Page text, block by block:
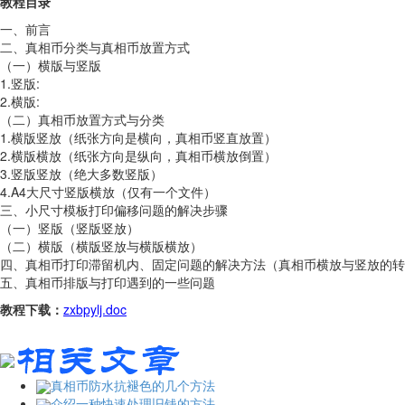
一、前言
二、真相币分类与真相币放置方式
（一）横版与竖版
1.竖版:
2.横版:
（二）真相币放置方式与分类
1.横版竖放（纸张方向是横向，真相币竖直放置）
2.横版横放（纸张方向是纵向，真相币横放倒置）
3.竖版竖放（绝大多数竖版）
4.A4大尺寸竖版横放（仅有一个文件）
三、小尺寸模板打印偏移问题的解决步骤
（一）竖版（竖版竖放）
（二）横版（横版竖放与横版横放）
四、真相币打印滞留机内、固定问题的解决方法（真相币横放与竖放的
五、真相币排版与打印遇到的一些问题
教程下载： zxbpylj.doc
真相币防水抗褪色的几个方法